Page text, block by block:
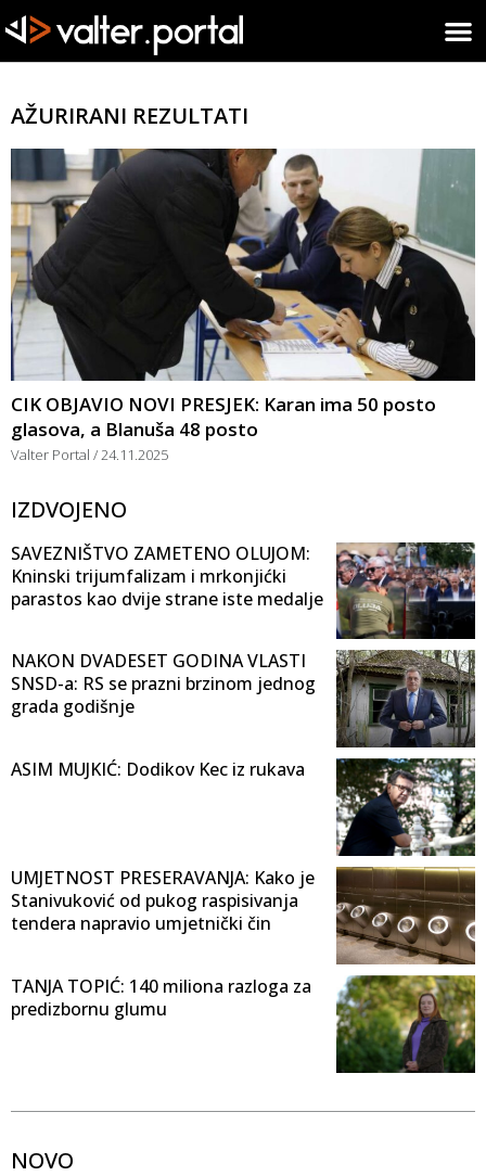
AŽURIRANI REZULTATI
CIK OBJAVIO NOVI PRESJEK: Karan ima 50 posto
glasova, a Blanuša 48 posto
Valter Portal 24.11.2025
IZDVOJENO
SAVEZNIŠTVO ZAMETENO OLUJOM:
Kninski trijumfalizam i mrkonjićki
parastos kao dvije strane iste medalje
NAKON DVADESET GODINA VLASTI
SNSD-a: RS se prazni brzinom jednog
grada godišnje
ASIM MUJKIĆ: Dodikov Kec iz rukava
UMJETNOST PRESERAVANJA: Kako je
Stanivuković od pukog raspisivanja
tendera napravio umjetnički čin
TANJA TOPIĆ: 140 miliona razloga za
predizbornu glumu
NOVO